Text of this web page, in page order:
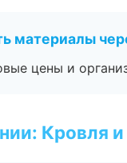
материалы
цены и
Кровля и